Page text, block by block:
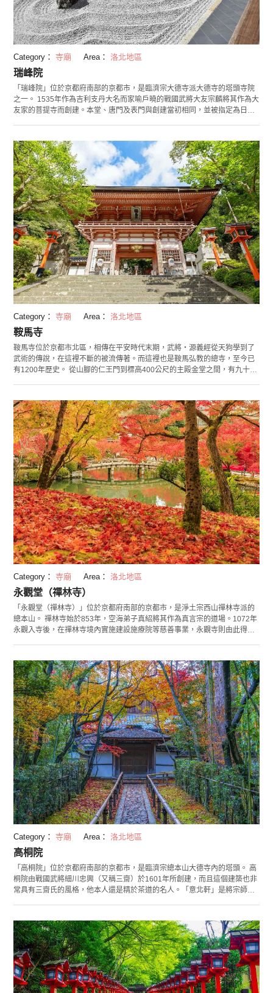
Category： 寺廟 Area： 洛北地區
瑞峰院
「瑞峰院」位於京都府南部的京都市，是臨濟宗大德寺派大德寺的塔頭寺院
之一。 1535年作為吉利支丹大名而家喻戶曉的戰國武將大友宗麟將其作為大
友家的菩提寺而創建。本堂、唐門及表門與創建當初相同，並被指定為日本
石頭來展現蓬萊山。而「閒眠庭」由於是為了紀念天主教的大友宗麟，所以
佈置了由3個橫著、和4個竪著的巨石構成的十字架。瑞峰院是千利休的皈依
寺院，其中的3個茶室都很值得一看。在茶室可邊眺望庭園，邊品嘗抹茶，並
且能隨時參觀茶室「安騰軒」，但如果希望參觀平成待庵，則需預約。除8月
和12月以外每月都會在茶人千利休的月忌日28號這天舉辦法話茶會或打坐等
活動。
Category： 寺廟 Area： 洛北地區
鞍馬寺
鞍馬寺位於京都市北區，相傳在平安時代末期，武將・源義經從天狗學到了
武術的傳說，在這裡不斷的被流傳著。而這裡也是鞍馬弘教的總寺，至今已
有1200年歷史。 從山腳的仁王門到標高400公尺的主殿金堂之間，有九十九
社。 主殿金堂附近的內院參拜道的盡頭就是靈寶殿（鞍馬山博物館），裡面
展示著介紹鞍馬山的自然和歷史相關的各種資料。
Category： 寺廟 Area： 洛北地區
永觀堂（禪林寺）
「永觀堂（禪林寺）」位於京都府南部的京都市，是淨土宗西山禪林寺派的
總本山。 禪林寺始於853年，空海弟子真紹將其作為真言宗的道場。1072年
永觀入寺後，在禪林寺境內實施建設施療院等慈善事業，永觀寺則由此得
每年11月舉辦寺寶展時可進行參觀。 另外，正如古今和歌集所吟誦的「紅葉
永觀堂」一般，自古這裡便是紅葉的名勝之地，大約有3,000棵紅葉點綴著園
內。還限期舉辦夜間點燈，放生池中出現色彩鮮艷的倒映紅葉，給人帶來充
滿幻想的空間。御朱印共有3種，其中設計有回頭觀望阿彌陀和永觀律師的墊
紙非常有人氣。
Category： 寺廟 Area： 洛北地區
高桐院
「高桐院」位於京都府南部的京都市，是臨濟宗總本山大德寺內的塔頭。 高
桐院由戰國武將細川忠興（又稱三齋）於1601年所創建，而且這個建築也非
常具有三齋氏的風格，他本人還是精於茶道的名人。「意北軒」是將宗師千
代相傳的菩提寺，庭院內有三齋及其夫人格拉西亞的墓地。追尋著被捲入戰
亂經歷坎坷命運的二人足跡，有很多歷史迷們前來拜訪。延伸至正堂的參拜
道路也為看點之一，夏季青苔翠綠，秋季則紅葉滿園，美麗風景令人驚嘆。
大德寺有20多個塔頭，高桐院是其中為數不多可隨時參拜的塔頭，在這裡還
可獲得御朱印。